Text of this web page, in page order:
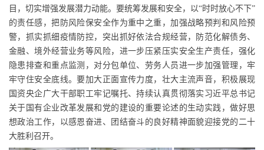
目，切实增强发展潜力动能。要统筹发展和安全，以“时时放心不下”
的责任感，把防风险保安全作为重中之重，加强战略预判和风险预
警，抓实抓细疫情防控，突出抓好依法合规经营，防范化解债务、
金融、境外经营业务等风险，进一步压紧压实安全生产责任，强化
隐患排查和重点监测，对分包单位、劳务人员进一步加强管理，牢
牢守住安全底线。要加大正面宣传力度，壮大主流声音，积极展现
国资央企广大干部职工牢记嘱托、持续认真贯彻落实习近平总书记
关于国有企业改革发展和党的建设的重要论述的生动实践，做好思
想政治工作，以感恩奋进、团结奋斗的良好精神面貌迎接党的二十
大胜利召开。